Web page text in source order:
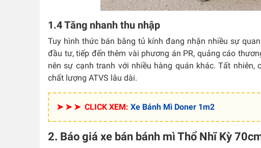
1.4 Tăng nhanh thu nhập
Tuy hình thức bán bằng tủ kính đang nhận nhiều sự
đầu tư, tiếp đến thêm vài phương án PR, quảng cáo
nên sự cạnh tranh với nhiều hàng quán khác. Tất
chất lượng ATVS lâu dài.
➤ ➤ ➤ CLICK XEM: Xe Bánh Mì Doner 1m2
2. Báo giá xe bán bánh mì Thổ Nhĩ Kỳ